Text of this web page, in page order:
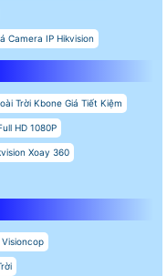
Camera IP Hikvision
Trời Kbone Giá Tiết Kiệm
HD 1080P
Xoay 360